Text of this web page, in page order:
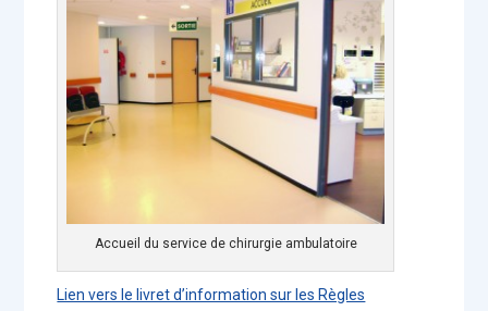
Accueil du service de chirurgie ambulatoire
Lien vers le livret d’information sur les Règles